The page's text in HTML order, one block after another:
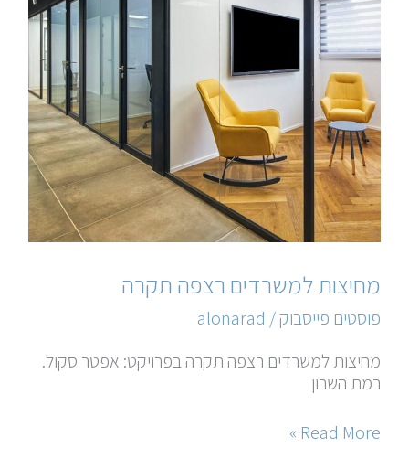
מחיצות למשרדים רצפה תקרה
פוסטים פייסבוק/
alonarad
מחיצות למשרדים רצפה תקרה בפרויקט: אפטר סקול.
רמת השרון
Read More »